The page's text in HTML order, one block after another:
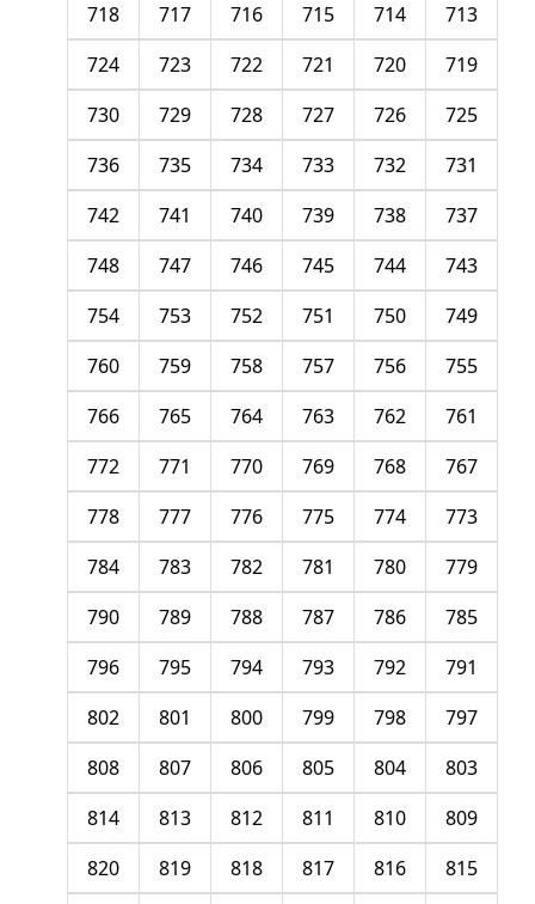
713
714
715
716
717
718
719
720
721
722
723
724
725
726
727
728
729
730
731
732
733
734
735
736
737
738
739
740
741
742
743
744
745
746
747
748
749
750
751
752
753
754
755
756
757
758
759
760
761
762
763
764
765
766
767
768
769
770
771
772
773
774
775
776
777
778
779
780
781
782
783
784
785
786
787
788
789
790
791
792
793
794
795
796
797
798
799
800
801
802
803
804
805
806
807
808
809
810
811
812
813
814
815
816
817
818
819
820